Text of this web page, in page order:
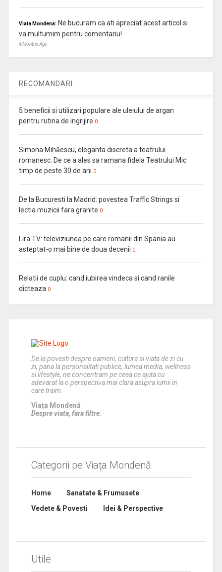
Viata Mondena: Ne bucuram ca ati apreciat acest articol si
va multumim pentru comentariu!
4 Months Ago
RECOMANDARI
5 beneficii si utilizari populare ale uleiului de argan
pentru rutina de ingrijire 0
Simona Mihăescu, eleganta discreta a teatrului
romanesc. De ce a ales sa ramana fidela Teatrului Mic
timp de peste 30 de ani 0
De la Bucuresti la Madrid: povestea Traffic Strings si
lectia muzicii fara granite 0
Lira TV: televiziunea pe care romanii din Spania au
asteptat-o mai bine de doua decenii 0
Relatii de cuplu: cand iubirea vindeca si cand ranile
dicteaza 0
De la povesti despre oameni, cultura si viata de zi cu
zi, pana la personalitati publice, lumea media, wellness
si lifestyle, ne concentram pe ceea ce ajuta cu
adevarat la o perspectiva mai clara asupra lumii in
care traim.
Viața Mondenă
Despre viata, fara filtre.
Categorii pe Viața Mondenă
Home
Sanatate & Frumusete
Vedete & Povesti
Idei & Perspective
Utile